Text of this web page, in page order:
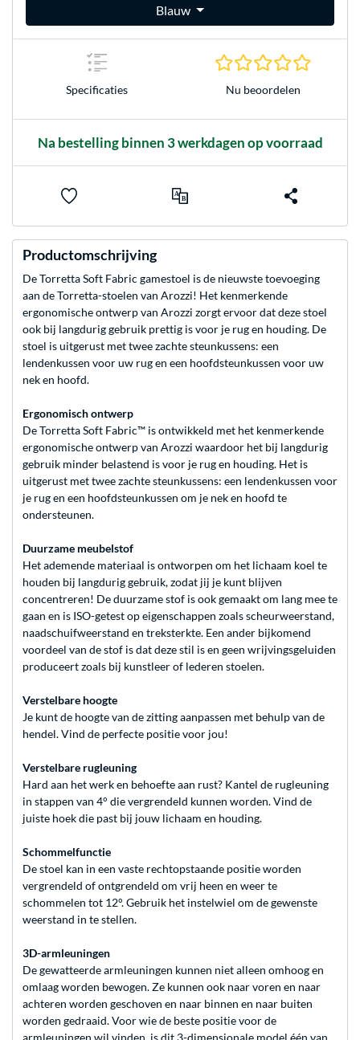
Blauw
Specificaties Nu beoordelen
Na bestelling binnen 3 werkdagen op voorraad
Productomschrijving
De Torretta Soft Fabric gamestoel is de nieuwste toevoeging
aan de Torretta-stoelen van Arozzi! Het kenmerkende
ergonomische ontwerp van Arozzi zorgt ervoor dat deze stoel
ook bij langdurig gebruik prettig is voor je rug en houding. De
stoel is uitgerust met twee zachte steunkussens: een
lendenkussen voor uw rug en een hoofdsteunkussen voor uw
nek en hoofd.
Ergonomisch ontwerp
De Torretta Soft Fabric™ is ontwikkeld met het kenmerkende
ergonomische ontwerp van Arozzi waardoor het bij langdurig
gebruik minder belastend is voor je rug en houding. Het is
uitgerust met twee zachte steunkussens: een lendenkussen voor
je rug en een hoofdsteunkussen om je nek en hoofd te
ondersteunen.
Duurzame meubelstof
Het ademende materiaal is ontworpen om het lichaam koel te
houden bij langdurig gebruik, zodat jij je kunt blijven
concentreren! De duurzame stof is ook gemaakt om lang mee te
gaan en is ISO-getest op eigenschappen zoals scheurweerstand,
naadschuifweerstand en treksterkte. Een ander bijkomend
voordeel van de stof is dat deze stil is en geen wrijvingsgeluiden
produceert zoals bij kunstleer of lederen stoelen.
Verstelbare hoogte
Je kunt de hoogte van de zitting aanpassen met behulp van de
hendel. Vind de perfecte positie voor jou!
Verstelbare rugleuning
Hard aan het werk en behoefte aan rust? Kantel de rugleuning
in stappen van 4° die vergrendeld kunnen worden. Vind de
juiste hoek die past bij jouw lichaam en houding.
Schommelfunctie
De stoel kan in een vaste rechtopstaande positie worden
vergrendeld of ontgrendeld om vrij heen en weer te
schommelen tot 12°. Gebruik het instelwiel om de gewenste
weerstand in te stellen.
3D-armleuningen
De gewatteerde armleuningen kunnen niet alleen omhoog en
omlaag worden bewogen. Ze kunnen ook naar voren en naar
achteren worden geschoven en naar binnen en naar buiten
worden gedraaid. Voor wie de beste positie voor de
armleuningen wil vinden, is dit 3-dimensionale model één van